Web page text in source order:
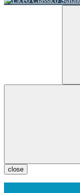
close